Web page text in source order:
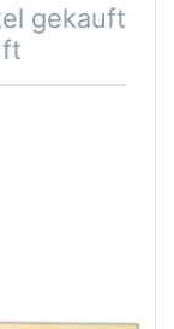
gekauft